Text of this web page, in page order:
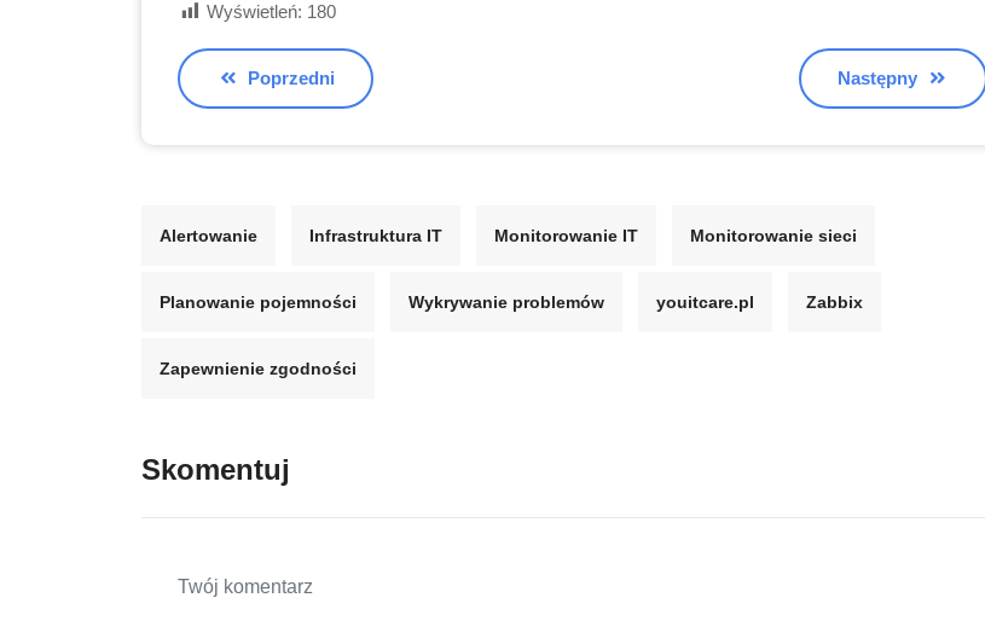
Wyświetleń: 180
Poprzedni Następny
Alertowanie Infrastruktura IT Monitorowanie IT Monitorowanie sieci
Planowanie pojemności Wykrywanie problemów youitcare.pl Zabbix
Zapewnienie zgodności
Skomentuj